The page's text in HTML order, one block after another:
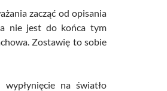
zacząć od opisania
nie jest do końca tym
Zostawię to sobie
na światło